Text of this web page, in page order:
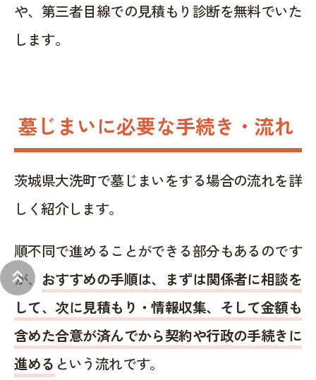
keyboard_double_arrow_up
や、第三者目線での見積もり診断を無料でいた
します。
墓じまいに必要な手続き・流れ
茨城県大洗町で墓じまいをする場合の流れを詳
しく紹介します。
順不同で進めることができる部分もあるのです
が、 おすすめの手順は、まずは関係者に相談を
して、次に見積もり・情報収集、そして金額も
含めた合意が済んでから契約や行政の手続きに
進める という流れです。